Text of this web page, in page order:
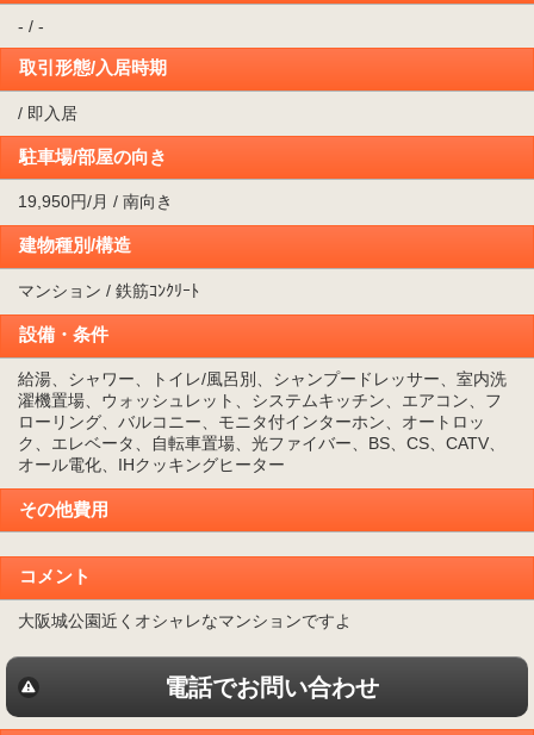
- / -
取引形態/入居時期
/ 即入居
駐車場/部屋の向き
19,950円/月 / 南向き
建物種別/構造
マンション / 鉄筋ｺﾝｸﾘｰﾄ
設備・条件
給湯、シャワー、トイレ/風呂別、シャンプードレッサー、室内洗
濯機置場、ウォッシュレット、システムキッチン、エアコン、フ
ローリング、バルコニー、モニタ付インターホン、オートロッ
ク、エレベータ、自転車置場、光ファイバー、BS、CS、CATV、
オール電化、IHクッキングヒーター
その他費用
コメント
大阪城公園近くオシャレなマンションですよ
電話でお問い合わせ